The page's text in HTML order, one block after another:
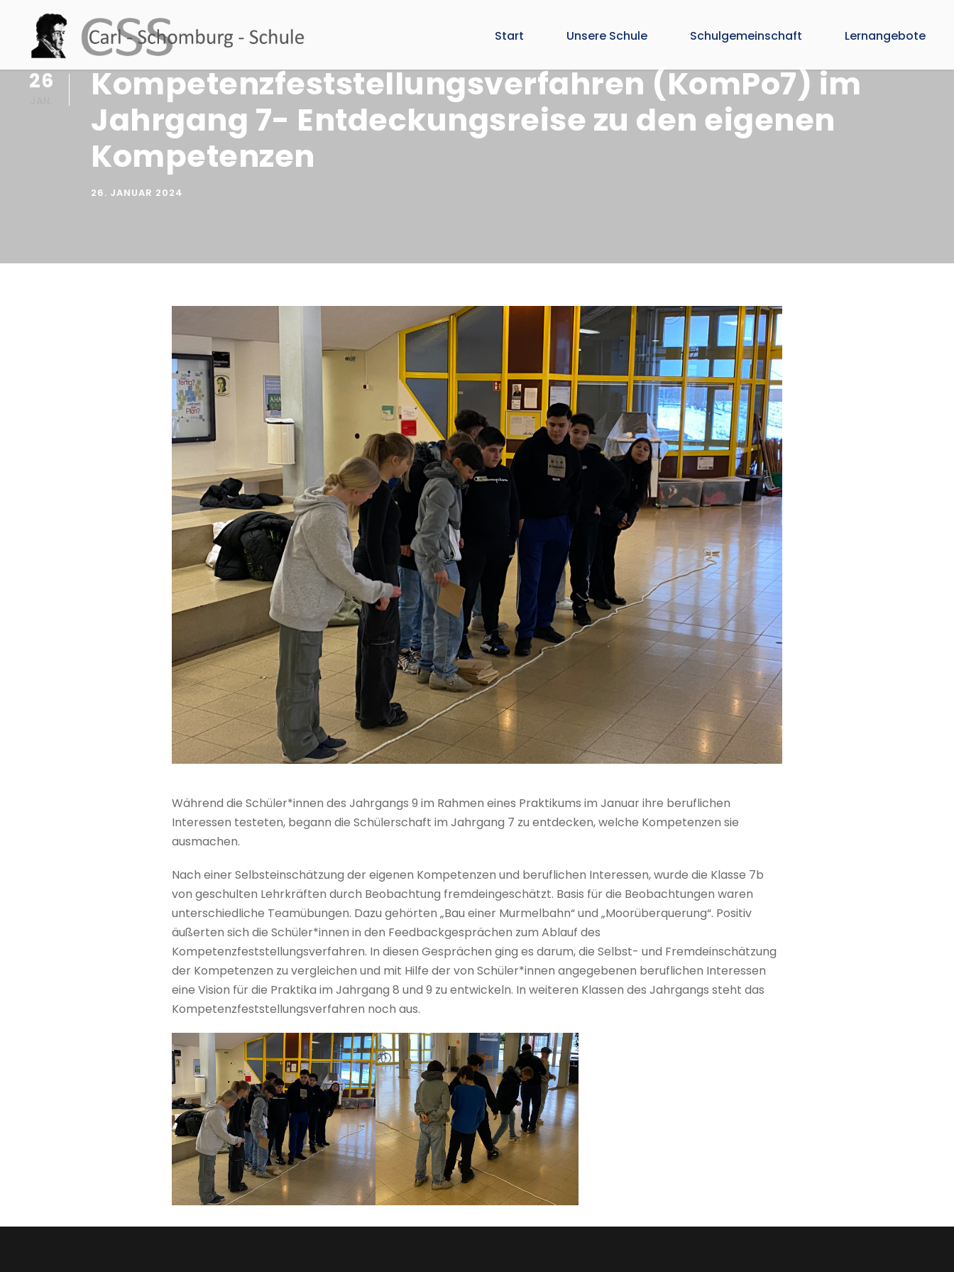
Start Unsere Schule Schulgemeinschaft Lernangebote
26
Kompetenzfeststellungsverfahren (KomPo7) im
Jahrgang 7- Entdeckungsreise zu den eigenen
Kompetenzen
26. JANUAR 2024
Während die Schüler*innen des Jahrgangs 9 im Rahmen eines Praktikums im Januar ihre beruflichen
Interessen testeten, begann die Schülerschaft im Jahrgang 7 zu entdecken, welche Kompetenzen sie
ausmachen.
Nach einer Selbsteinschätzung der eigenen Kompetenzen und beruflichen Interessen, wurde die Klasse 7b
von geschulten Lehrkräften durch Beobachtung fremdeingeschätzt. Basis für die Beobachtungen waren
unterschiedliche Teamübungen. Dazu gehörten „Bau einer Murmelbahn“ und „Moorüberquerung“. Positiv
äußerten sich die Schüler*innen in den Feedbackgesprächen zum Ablauf des
Kompetenzfeststellungsverfahren. In diesen Gesprächen ging es darum, die Selbst- und Fremdeinschätzung
der Kompetenzen zu vergleichen und mit Hilfe der von Schüler*innen angegebenen beruflichen Interessen
eine Vision für die Praktika im Jahrgang 8 und 9 zu entwickeln. In weiteren Klassen des Jahrgangs steht das
Kompetenzfeststellungsverfahren noch aus.